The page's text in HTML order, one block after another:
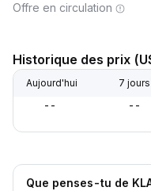
Offre en circulation
Historique des prix
Aujourd'hui 7 jours
-- --
Que penses-tu de